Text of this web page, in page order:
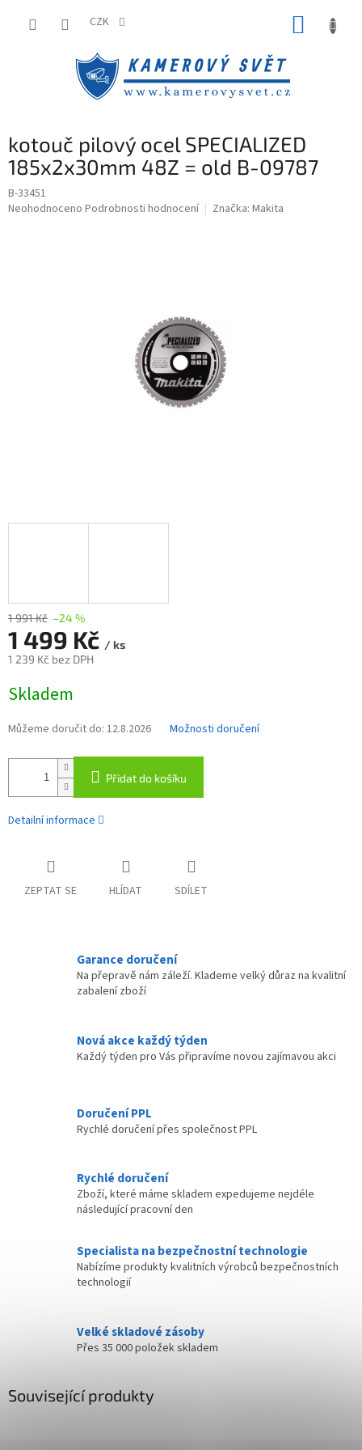
CZK
kotouč pilový ocel SPECIALIZED
185x2x30mm 48Z = old B-09787
B-33451
Průměrné
Neohodnoceno Podrobnosti hodnocení Značka: Makita
1 991 Kč –24 %
1 499 Kč / ks
1 239 Kč bez DPH
cena:
Skladem
Můžeme doručit do: 12.8.2026 Možnosti doručení
Přidat do košíku
Detailní informace
ZEPTAT SE HLÍDAT SDÍLET
Garance doručení
Na přepravě nám záleží. Klademe velký důraz na kvalitní
zabalení zboží
Nová akce každý týden
Každý týden pro Vás připravíme novou zajímavou akci
Doručení PPL
Rychlé doručení přes společnost PPL
Rychlé doručení
Zboží, které máme skladem expedujeme nejdéle
následující pracovní den
Specialista na bezpečnostní technologie
Nabízíme produkty kvalitních výrobců bezpečnostních
technologií
Velké skladové zásoby
Přes 35 000 položek skladem
Související produkty